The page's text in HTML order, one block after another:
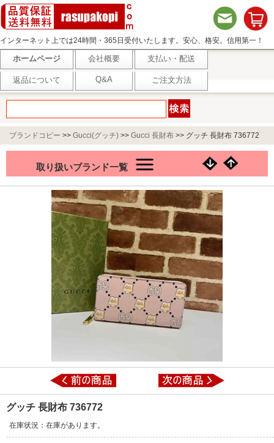
インターネット上では24時間・365日受付いたします。安心、格安。信用第一！
ホームページ 会社概要 支払い・配送
返品について Q&A ご注文方法
ブランドコピー >> Gucci(グッチ) >> Gucci 長財布 >> グッチ 長財布 736772
取り扱いブランド一覧
グッチ 長財布 736772
在庫状況：在庫があります。